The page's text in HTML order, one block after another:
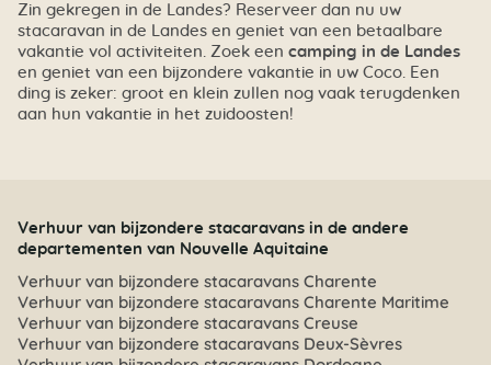
Zin gekregen in de Landes? Reserveer dan nu uw
stacaravan in de Landes en geniet van een betaalbare
vakantie vol activiteiten. Zoek een camping in de Landes
en geniet van een bijzondere vakantie in uw Coco. Een
ding is zeker: groot en klein zullen nog vaak terugdenken
aan hun vakantie in het zuidoosten!
Verhuur van bijzondere stacaravans in de andere
departementen van Nouvelle Aquitaine
Verhuur van bijzondere stacaravans Charente
Verhuur van bijzondere stacaravans Charente Maritime
Verhuur van bijzondere stacaravans Creuse
Verhuur van bijzondere stacaravans Deux-Sèvres